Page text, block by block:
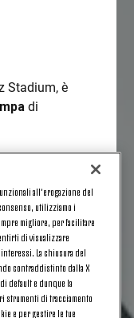
Stadium, è
di
in una
prima
Il primo
abbiamo
e delle
all’erogazione del
utilizziamo i
migliore, per facilitare
di visualizzare
La chiusura del
contraddistinto dalla X
default e dunque la
strumenti di tracciamento
e per gestire le tue